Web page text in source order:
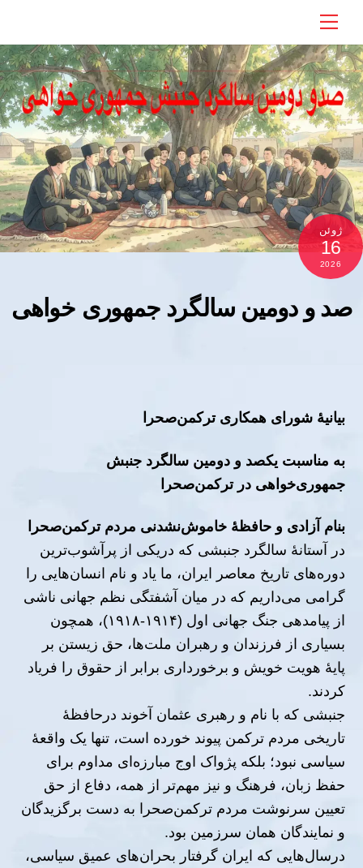
Skip
content
Menu
ژوئن
16
2026
صد و دومین سالگرد جمهوری خواهی
بیانیهٔ شورای همکاری ترکمن‌صحرا
به مناسبت یکصد و دومین سالگرد جنبش
جمهوری‌خواهی در ترکمن‌صحرا
بنام آزادی و حافظهٔ خاموش‌نشدنی مردم ترکمن‌صحرا
در آستانهٔ سالگرد جنبشی که دریکی از پرآشوب‌ترین
دوره‌های تاریخ معاصر ایران، ما یاد و نام انسان‌هایی را
گرامی می‌داریم که در میان آشفتگی نظم جهانی ناشی
از پیامدهی جنگ جهانی اول (۱۹۱۴-۱۹۱۸)، همچون
بسیاری از فرزندان و رهبران ملت‌ها، حق زیستن بر
پایهٔ هویت خویش و برخورداری برابر از حقوق را فریاد
کردند.
جنبشی که با نام و رهبری عثمان آخوند درحافظهٔ
تاریخی مردم ترکمن پیوند خورده است، تنها یک واقعهٔ
سیاسی نبود؛ بلکه پژواک اوج مبارزه‌ای مداوم برای
حفظ زبان، فرهنگ و نیز مهم‌تر از همه، دفاع از حق
تعیین سرنوشت مردم ترکمن‌صحرا به دست برگزیدگان
و نمایندگان همان سرزمین بود.
درسال‌هایی که ایران گرفتار بحران‌های عمیق سیاسی،